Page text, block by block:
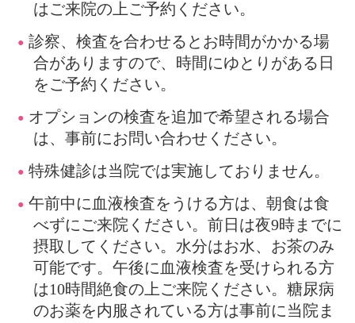
はご来院の上ご予約ください。
診察、検査を合わせるとお時間がかかる場
合がありますので、時間にゆとりがある日
をご予約ください。
オプションの検査を追加で希望される場合
は、事前にお問い合わせください。
特殊健診は当院では実施しておりません。
午前中に血液検査をうける方は、朝食は食
べずにご来院ください。前日は夜9時までに
摂取してください。水分はお水、お茶のみ
可能です。午後に血液検査を受けられる方
は10時間絶食の上ご来院ください。糖尿病
のお薬を内服されている方は事前に当院ま